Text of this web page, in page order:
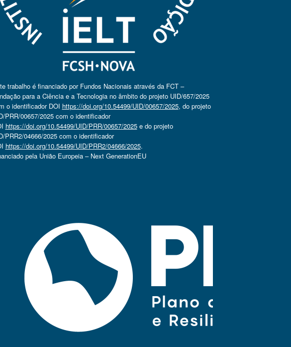
trabalho é financiado por Fundos Nacionais através da FCT –
para a Ciência e a Tecnologia no âmbito do projeto UID/657/2025
o identificador DOI https://doi.org/10.54499/UID/00657/2025, do projeto
PRR/00657/2025 com o identificador
https://doi.org/10.54499/UID/PRR/00657/2025e do projeto
PRR2/04666/2025 com o identificador
https://doi.org/10.54499/UID/PRR2/04666/2025.
pela União Europeia – Next GenerationEU